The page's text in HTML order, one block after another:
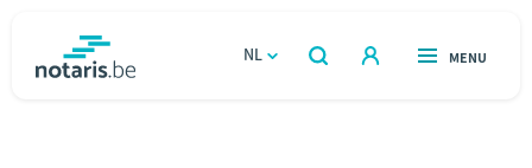
NL
OPEN
ZOEKEN
OPEN
MENU